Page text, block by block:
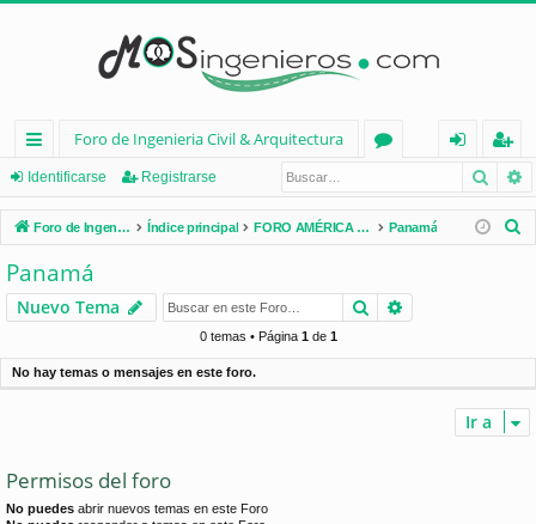
nl
ac
es
rá
pi
d
Foro de Ingenieria Civil & Arquitectura
os
nt
ifi
e
eg
ist
ra
Identificarse Registrarse
Foro de Ingenieria Civil & Arquitectura Índice principal FORO AMÉRICA LATINA Panamá
r
Panamá
Nuevo Tema Buscar
0 temas • Página 1de 1
No hay temas o mensajes en este foro.
Ir a
Permisos del foro
No puedes abrir nuevos temas en este Foro